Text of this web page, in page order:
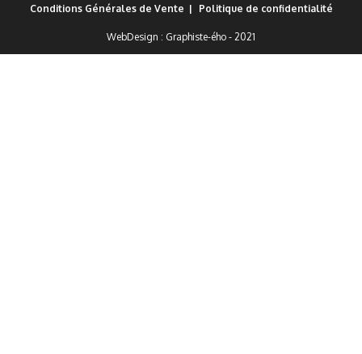
Conditions Générales de Vente
Politique de confidentialité
WebDesign : Graphiste-ého - 2021